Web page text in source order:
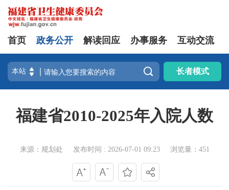
首页 政务公开 解读回应 办事服务 互动交流
 长者模式
福建省2010-2025年入院人数
来源：规划处 发布时间 : 2026-07-01 09:23 浏览量：451